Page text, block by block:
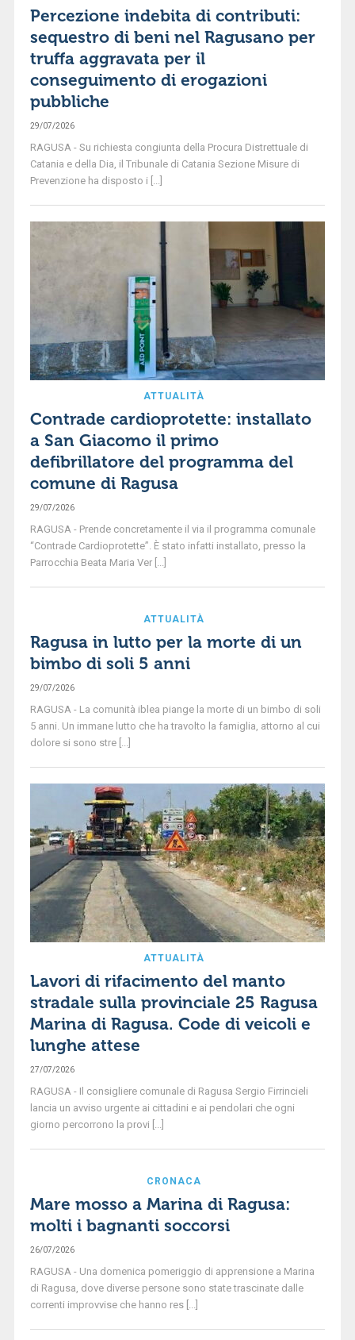
Percezione indebita di contributi:
sequestro di beni nel Ragusano per
truffa aggravata per il
conseguimento di erogazioni
pubbliche
29/07/2026
RAGUSA - Su richiesta congiunta della Procura Distrettuale di
Catania e della Dia, il Tribunale di Catania Sezione Misure di
Prevenzione ha disposto i [...]
ATTUALITÀ
Contrade cardioprotette: installato
a San Giacomo il primo
defibrillatore del programma del
comune di Ragusa
29/07/2026
RAGUSA - Prende concretamente il via il programma comunale
“Contrade Cardioprotette”. È stato infatti installato, presso la
Parrocchia Beata Maria Ver [...]
ATTUALITÀ
Ragusa in lutto per la morte di un
bimbo di soli 5 anni
29/07/2026
RAGUSA - La comunità iblea piange la morte di un bimbo di soli
5 anni. Un immane lutto che ha travolto la famiglia, attorno al cui
dolore si sono stre [...]
ATTUALITÀ
Lavori di rifacimento del manto
stradale sulla provinciale 25 Ragusa
Marina di Ragusa. Code di veicoli e
lunghe attese
27/07/2026
RAGUSA - Il consigliere comunale di Ragusa Sergio Firrincieli
lancia un avviso urgente ai cittadini e ai pendolari che ogni
giorno percorrono la provi [...]
CRONACA
Mare mosso a Marina di Ragusa:
molti i bagnanti soccorsi
26/07/2026
RAGUSA - Una domenica pomeriggio di apprensione a Marina
di Ragusa, dove diverse persone sono state trascinate dalle
correnti improvvise che hanno res [...]